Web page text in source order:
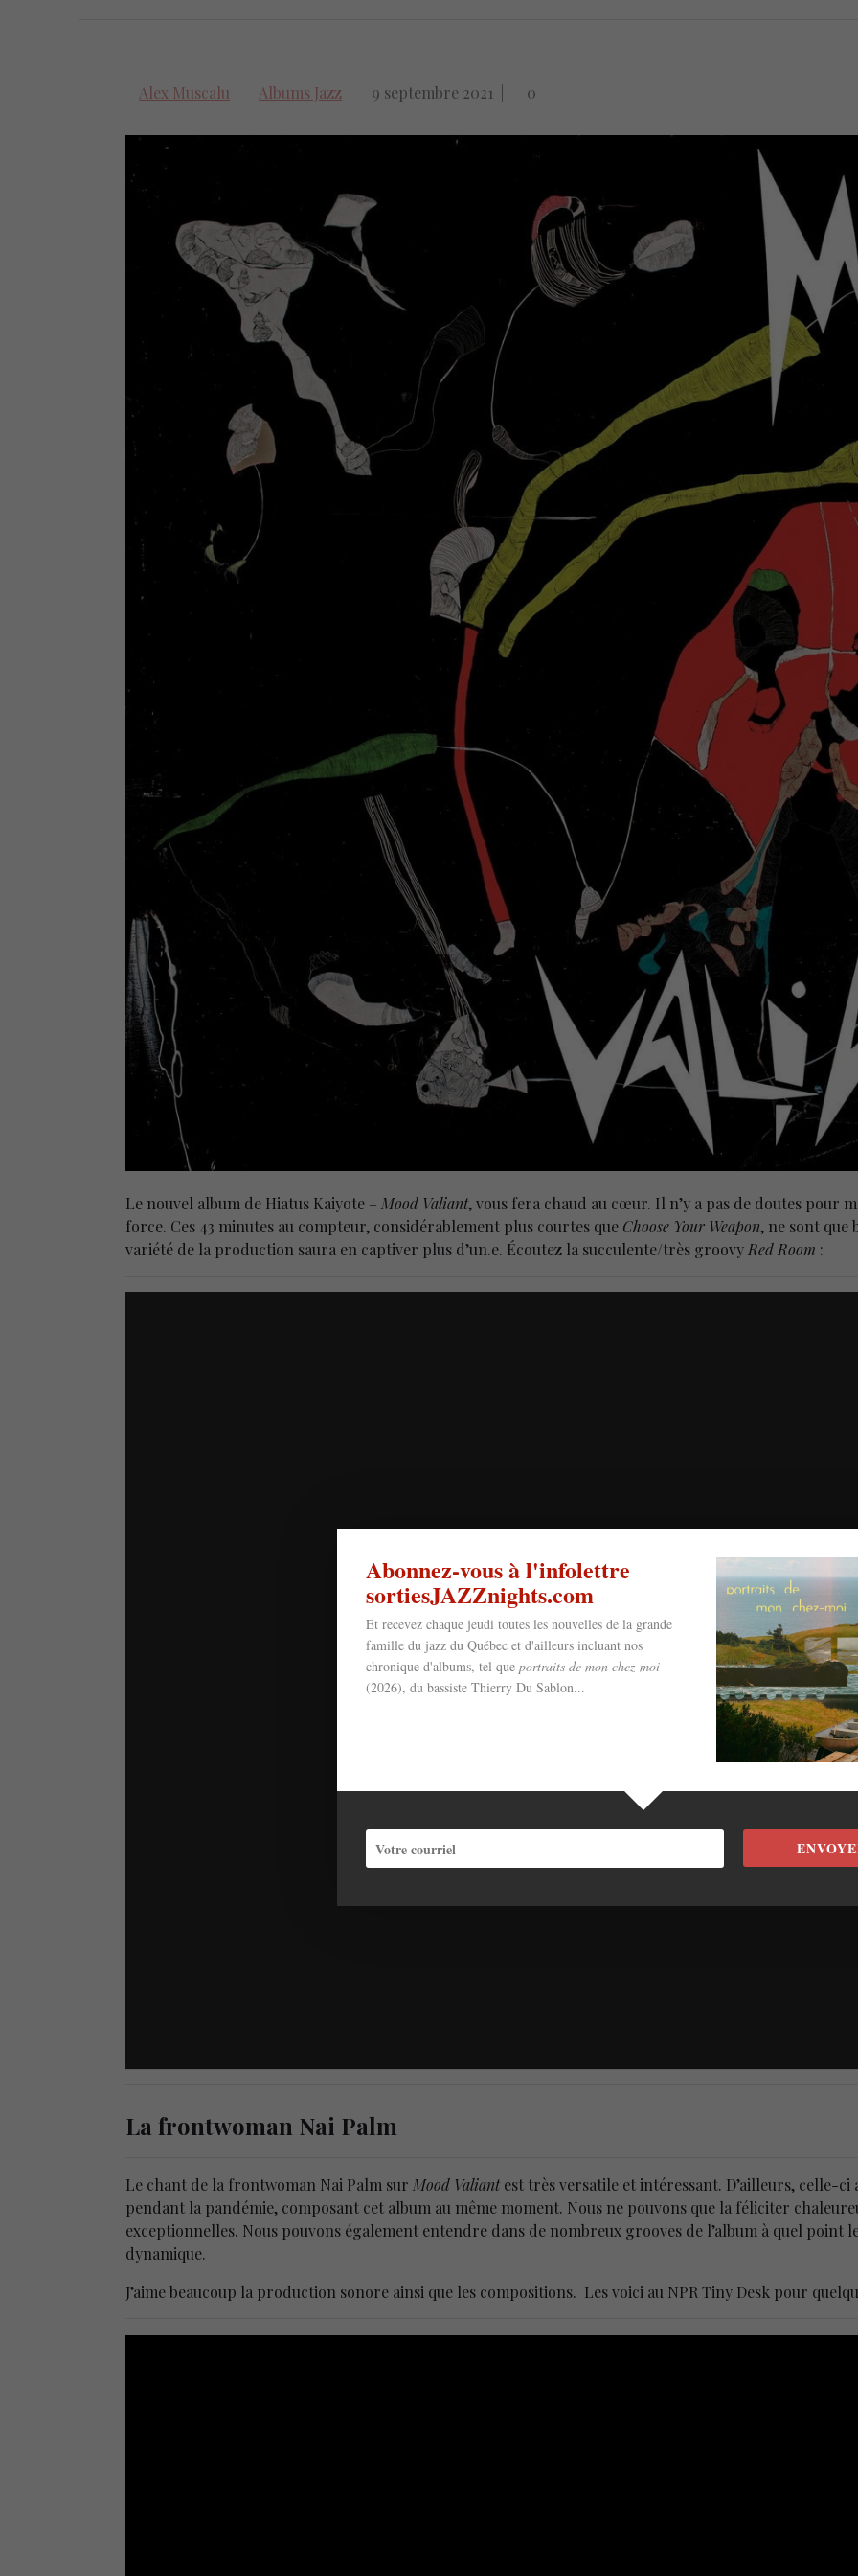
Alex Muscalu Albums Jazz 9 septembre 2021 0
Le nouvel album de Hiatus Kaiyote –Mood Valiant, vous fera chaud au cœur. Il n’y a pas de doutes pour
force. Ces 43 minutes au compteur, considérablement plus courtes que Choose Your Weapon, ne sont que
variété de la production saura en captiver plus d’un.e. Écoutez la succulente/très groovyRed Room :
La frontwoman Nai Palm
Le chant de la frontwoman Nai Palm sur Mood Valiantest très versatile et intéressant. D’ailleurs, celle-
pendant la pandémie, composant cet album au même moment. Nous ne pouvons que la féliciter
exceptionnelles. Nous pouvons également entendre dans de nombreux grooves de l’album à quel point
dynamique.
J’aime beaucoup la production sonore ainsi que les compositions. Les voici au NPR Tiny Desk pour
Abonnez-vous à l'infolettre
sortiesJAZZnights.com
Et recevez chaque jeudi toutes les nouvelles de la grande
famille du jazz du Québec et d'ailleurs incluant nos
chronique d'albums, tel que portraits de mon chez-moi
(2026), du bassiste Thierry Du Sablon...